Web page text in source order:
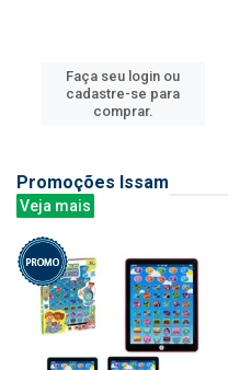
Faça seu login ou
cadastre-se para
comprar.
Promoções Issam
Veja mais